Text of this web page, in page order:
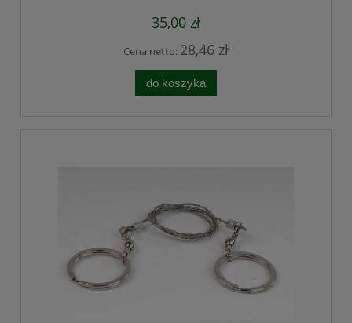
35,00 zł
Cena netto: 28,46 zł
do koszyka